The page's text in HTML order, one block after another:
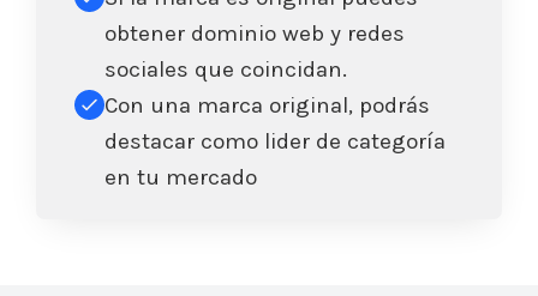
obtener dominio web y redes
sociales que coincidan.
Con una marca original, podrás
destacar como lider de categoría
en tu mercado